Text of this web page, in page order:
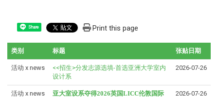
Share Print this page
类别 标题 张贴日期
活动 x news
<<招生>分发志源选填-首选亚洲大学室内
设计系
2026-07-26
活动 x news 亚大室设系夺得2026英国LICC伦敦国际
2026-07-26